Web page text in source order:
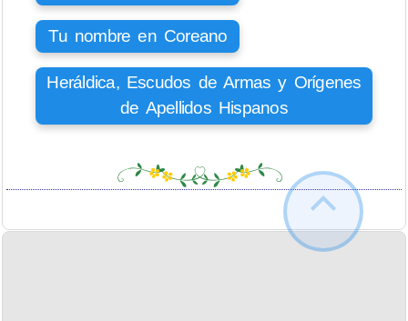
Tu nombre en Coreano
Heráldica, Escudos de Armas y Orígenes
de Apellidos Hispanos